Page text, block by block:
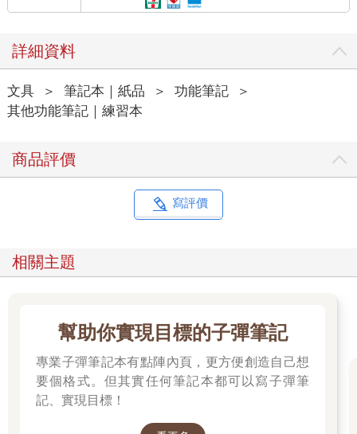
詳細資料
文具 ＞ 筆記本｜紙品 ＞ 功能筆記
＞
其他功能筆記｜練習本
商品評價
寫評價
相關主題
幫助你實現目標的子彈筆記
專業子彈筆記本有點陣內頁，更方便創造自己想
要個格式。但其實任何筆記本都可以寫子彈筆
記、實現目標！